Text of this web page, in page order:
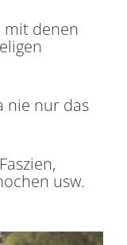
mit denen
nie nur das
usw.